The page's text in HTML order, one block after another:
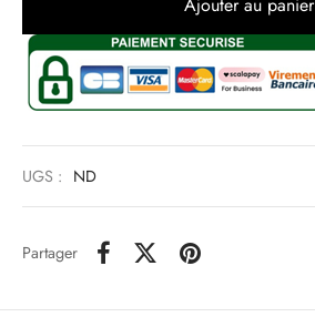
UGS : ND
Partager